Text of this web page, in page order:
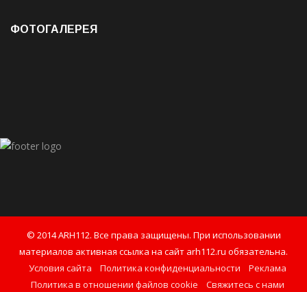
ФОТОГАЛЕРЕЯ
© 2014 ARH112. Все права защищены. При использовании
материалов активная ссылка на сайт arh112.ru обязательна.
Условия сайта
Политика конфиденциальности
Реклама
Политика в отношении файлов cookie
Свяжитесь с нами